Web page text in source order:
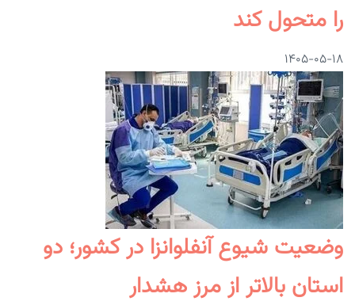
را متحول کند
۱۴۰۵-۰۵-۱۸
وضعیت شیوع آنفلوانزا در کشور؛ دو
استان بالاتر از مرز هشدار